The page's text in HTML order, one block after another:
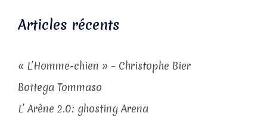
Articles récents
« L’Homme-chien » – Christophe Bier
Bottega Tommaso
L’ Arène 2.0: ghosting Arena